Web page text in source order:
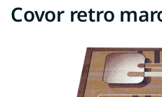
Covor retro